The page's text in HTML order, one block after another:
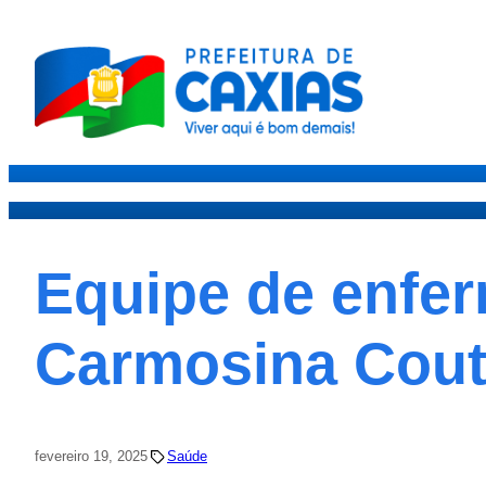
Equipe de
Carmosina
fevereiro 19, 2025 Saúde